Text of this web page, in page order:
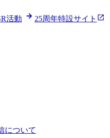
活動
25周年特設サイト
について